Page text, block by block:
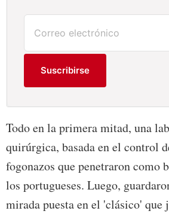
Suscribirse
Todo en la primera mitad, una
quirúrgica, basada en el control
fogonazos que penetraron como
los portugueses. Luego,
mirada puesta en el 'clásico'